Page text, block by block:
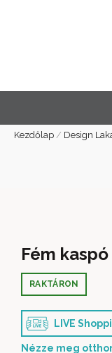
Kezdőlap / Design
Fém kaspó
RAKTÁRON
LIVE
Nézze meg